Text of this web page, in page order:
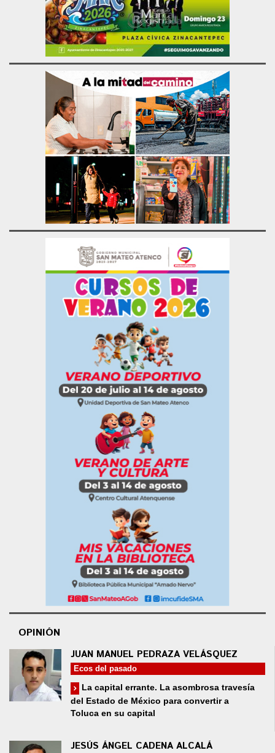
OPINIÓN
JUAN MANUEL PEDRAZA VELÁSQUEZ
Ecos del pasado
La capital errante. La asombrosa travesía
del Estado de México para convertir a
Toluca en su capital
JESÚS ÁNGEL CADENA ALCALÁ